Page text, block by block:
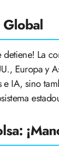
Global
detiene! La
Europa y
e IA, sino